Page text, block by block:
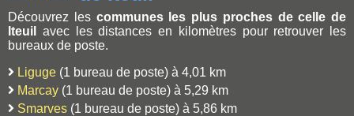
Découvrez les communes les plus proches de celle de
Iteuil
avec les distances en kilomètres pour retrouver les
bureaux de poste.
Liguge (1 bureau de poste) à 4,01 km
Marcay (1 bureau de poste) à 5,29 km
Smarves (1 bureau de poste) à 5,86 km